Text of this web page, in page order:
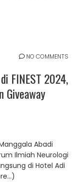
NO COMMENTS
FINEST 2024,
Giveaway
Abadi
Ilmiah Neurologi
di Hotel Adi